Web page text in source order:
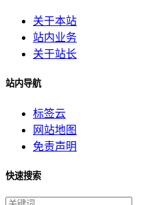
关于本站
站内业务
关于站长
站内导航
标签云
网站地图
免责声明
快速搜索